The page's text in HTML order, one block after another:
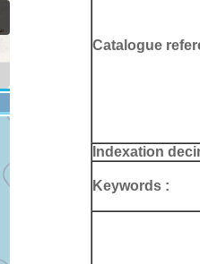
Catalogue
Indexation
Keywords :